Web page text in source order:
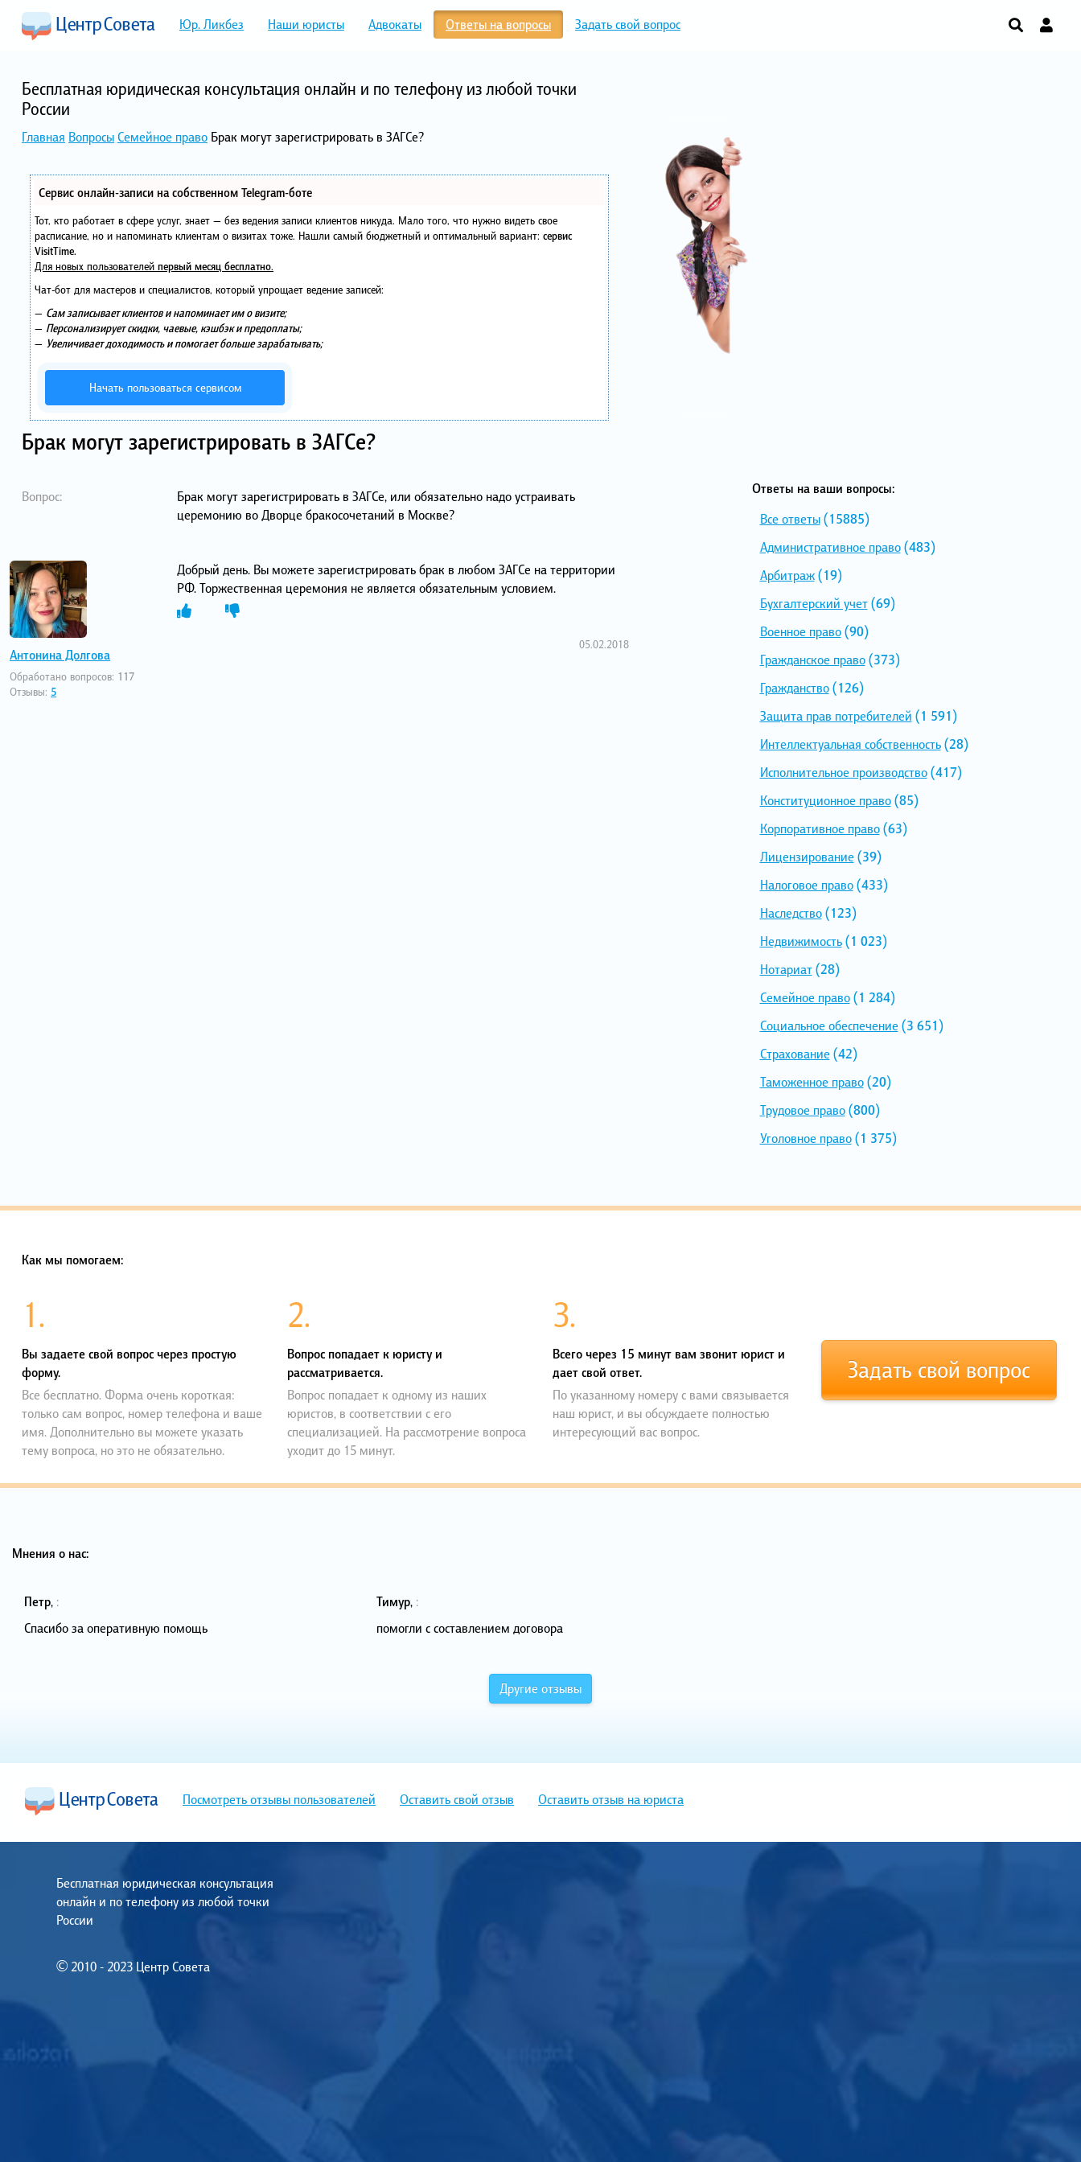
Юр. Ликбез Наши юристы Адвокаты Ответы на вопросы Задать свой вопрос
Бесплатная юридическая консультация онлайн и по телефону из любой точки
России
Главная ВопросыСемейное право Брак могут зарегистрировать в ЗАГСе?
Сервис онлайн-записи на собственном Telegram-боте
Тот, кто работает в сфере услуг, знает — без ведения записи клиентов никуда. Мало того, что нужно видеть свое
расписание, но и напоминать клиентам о визитах тоже. Нашли самый бюджетный и оптимальный вариант: сервис
VisitTime.
Для новых пользователей первый месяц бесплатно.
Чат-бот для мастеров и специалистов, который упрощает ведение записей:
— Сам записывает клиентов и напоминает им о визите;
— Персонализирует скидки, чаевые, кэшбэк и предоплаты;
— Увеличивает доходимость и помогает больше зарабатывать;
Начать пользоваться сервисом
Брак могут зарегистрировать в ЗАГСе?
Вопрос:
Брак могут зарегистрировать в ЗАГСе, или обязательно надо устраивать
церемонию во Дворце бракосочетаний в Москве?
Антонина Долгова
Обработано вопросов: 117
Отзывы: 5
Добрый день. Вы можете зарегистрировать брак в любом ЗАГСе на территории
РФ. Торжественная церемония не является обязательным условием.
05.02.2018
Ответы на ваши вопросы:
Все ответы(15885)
Административное право(483)
Арбитраж(19)
Бухгалтерский учет(69)
Военное право(90)
Гражданское право(373)
Гражданство(126)
Защита прав потребителей (1 591)
Интеллектуальная собственность(28)
Исполнительное производство(417)
Конституционное право(85)
Корпоративное право(63)
Лицензирование (39)
Налоговое право(433)
Наследство(123)
Недвижимость(1 023)
Нотариат(28)
Семейное право(1 284)
Социальное обеспечение (3 651)
Страхование (42)
Таможенное право(20)
Трудовое право(800)
Уголовное право(1 375)
Как мы помогаем:
1.
Вы задаете свой вопрос через простую
форму.
Все бесплатно. Форма очень короткая:
только сам вопрос, номер телефона и ваше
имя. Дополнительно вы можете указать
тему вопроса, но это не обязательно.
2.
Вопрос попадает к юристу и
рассматривается.
Вопрос попадает к одному из наших
юристов, в соответствии с его
специализацией. На рассмотрение вопроса
уходит до 15 минут.
3.
Всего через 15 минут вам звонит юрист и
дает свой ответ.
По указанному номеру с вами связывается
наш юрист, и вы обсуждаете полностью
интересующий вас вопрос.
Задать свой вопрос
Мнения о нас:
Петр, :
Спасибо за оперативную помощь
Тимур, :
помогли с составлением договора
Другие отзывы
Посмотреть отзывы пользователей Оставить свой отзыв Оставить отзыв на юриста
Бесплатная юридическая консультация
онлайн и по телефону из любой точки
России
© 2010 - 2023 Центр Совета